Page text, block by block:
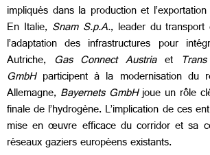
impliqués dans la production et
En Italie, Snam S.p.A., leader du
l’adaptation des infrastructures pour
Autriche, Gas Connect Austriaet
GmbHparticipent à la modernisation du
Allemagne, Bayernets GmbHjoue un rôle
finale de l’hydrogène. L’implication de ces
mise en œuvre efficace du corridor et sa
réseaux gaziers européens existants.